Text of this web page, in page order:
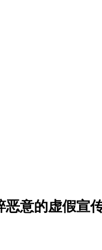
恶意的虚假